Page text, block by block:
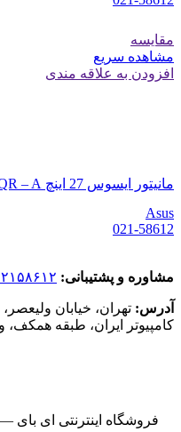
مقایسه
مشاهده سریع
افزودن به علاقه مندی
مانیتور ایسوس 27 اینچ ROG STRIX XG27UQR – A
Asus
021-58612
مشاوره و پشتیبانی:
آدرس: تهران، خیابان ولیعصر،
کامپیوتر ایران، طبقه همکف،
فروشگاه اینترنتی ای‌